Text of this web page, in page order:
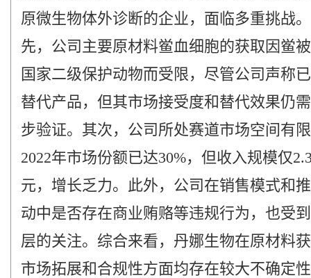
原微生物体外诊断的企业，面临多重挑战
先，公司主要原材料鲎血细胞的获取因鲎
国家二级保护动物而受限，尽管公司声称
替代产品，但其市场接受度和替代效果仍
步验证。其次，公司所处赛道市场空间有
2022年市场份额已达30%，但收入规模仅
元，增长乏力。此外，公司在销售模式和
动中是否存在商业贿赂等违规行为，也受
层的关注。综合来看，丹娜生物在原材料
市场拓展和合规性方面均存在较大不确定